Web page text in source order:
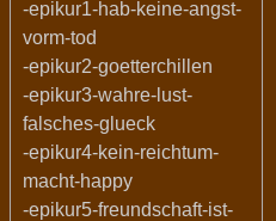
-epikur1-hab-keine-angst-
vorm-tod
-epikur2-goetterchillen
-epikur3-wahre-lust-
falsches-glueck
-epikur4-kein-reichtum-
macht-happy
-epikur5-freundschaft-ist-